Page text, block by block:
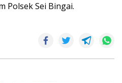
Polsek Sei Bingai.